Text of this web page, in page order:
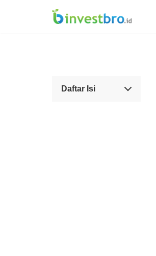
Daftar Isi